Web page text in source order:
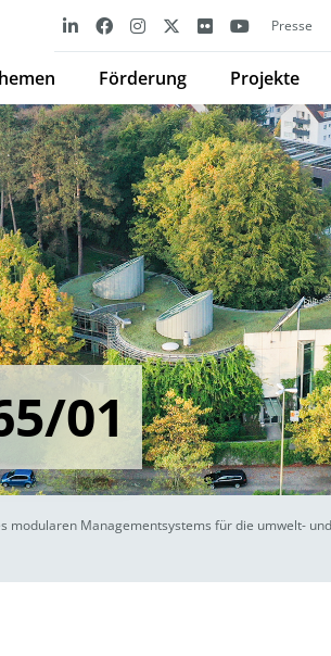
Presse
Förderung Projekte
01
modularen Managementsystems für die umwelt-